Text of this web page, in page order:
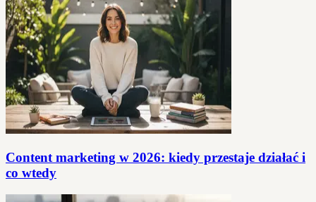
Content marketing w 2026: kiedy przestaje działać i
co wtedy